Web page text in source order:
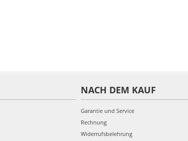
NACH DEM KAUF
Garantie und Service
Rechnung
Widerrufsbelehrung